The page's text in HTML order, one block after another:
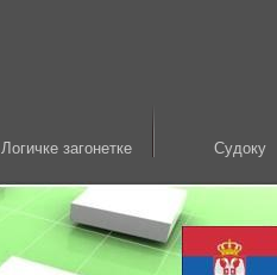
Логичке загонетке Судоку